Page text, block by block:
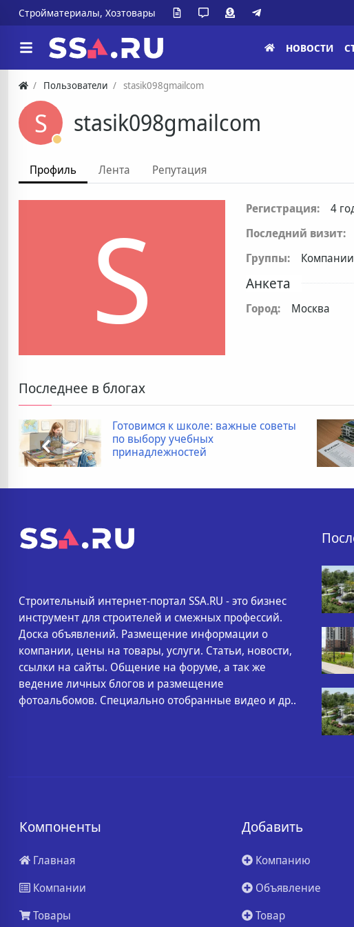
Стройматериалы, Хозтовары
НОВОСТИ
Пользователи stasik098gmailcom
S stasik098gmailcom
Профиль Лента Репутация
S Регистрация:
4
Последний визит:
Группы:
Анкета
Город: Москва
Последнее в блогах
Готовимся к школе: важные советы
по выбору учебных
принадлежностей
Строительный интернет-портал SSA.RU - это бизнес
инструмент для строителей и смежных профессий.
Доска объявлений. Размещение информации о
компании, цены на товары, услуги. Статьи, новости,
ссылки на сайты. Общение на форуме, а так же
ведение личных блогов и размещение
фотоальбомов. Специально отобранные видео и др..
Компоненты
Главная
Компании
Товары
Добавить
Компанию
Объявление
Товар